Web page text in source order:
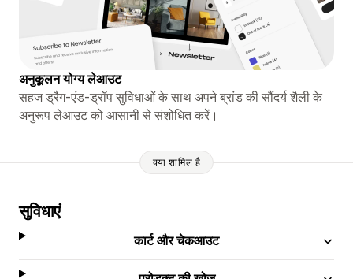
अनुकूलन योग्य लेआउट
सहज ड्रैग-एंड-ड्रॉप सुविधाओं के साथ अपने ब्रांड की सौंदर्य शैली के
अनुरूप लेआउट को आसानी से संशोधित करें।
क्या शामिल है
सुविधाएं
कार्ट और चेकआउट